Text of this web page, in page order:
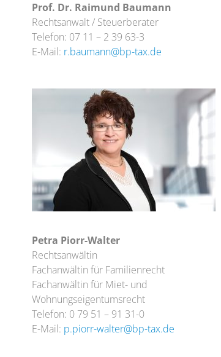
Prof. Dr. Raimund Baumann
Rechtsanwalt / Steuerberater
Telefon: 07 11 – 2 39 63-3
E-Mail: r.baumann@bp-tax.de
Petra Piorr-Walter
Rechtsanwältin
Fachanwältin für Familienrecht
Fachanwältin für Miet- und
Wohnungseigentumsrecht
Telefon: 0 79 51 – 91 31-0
E-Mail: p.piorr-walter@bp-tax.de